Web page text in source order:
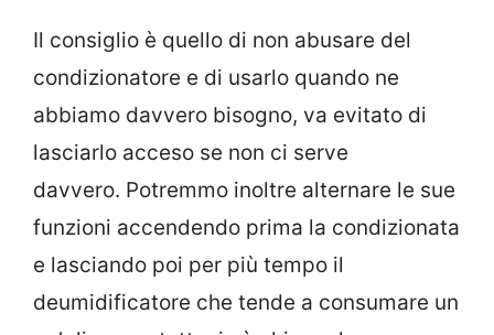
Il consiglio è quello di non abusare del
condizionatore e di usarlo quando ne
abbiamo davvero bisogno, va evitato di
lasciarlo acceso se non ci serve
davvero. Potremmo inoltre alternare le sue
funzioni accendendo prima la condizionata
e lasciando poi per più tempo il
deumidificatore che tende a consumare un